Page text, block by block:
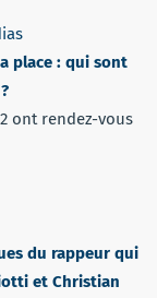
place : qui sont
ont rendez-vous
du rappeur qui
et Christian